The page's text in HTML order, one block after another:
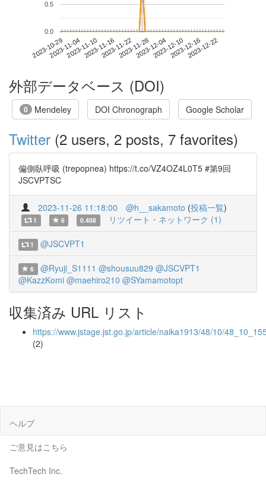
2023-10-292023-11-042023-11-102023-11-162023-11-222023-11-282023-12-042023-12-102023-12-162023-12-22
0.0
0.5
外部データベース (DOI)
0 Mendeley DOI Chronograph Google Scholar
Twitter (2 users, 2 posts, 7 favorites)
偏側臥呼吸 (trepopnea) https://t.co/VZ4OZ4L0T5 #第9回
JSCVPTSC
2023-11-26 11:18:00 @h__sakamoto (投稿一覧)
1 6 0.408 リツイート・ネットワーク (1)
1 @JSCVPT1
6 @Ryuji_S1111 @shousuu829 @JSCVPT1
@KazzKomi @maehiro210 @SYamamotopt
収集済み URL リスト
https://www.jstage.jst.go.jp/article/naika1913/48/10/
(2)
ヘルプ
ご意見はこちら
TechTech Inc.